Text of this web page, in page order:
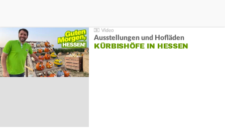
Ausstellungen und Hofläden
KÜRBISHÖFE IN HESSEN